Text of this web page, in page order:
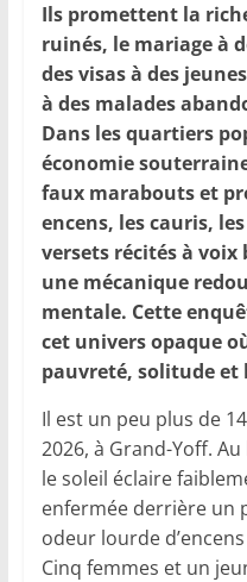
Ils promettent la
ruinés, le mariage à
des visas à des
à des malades
Dans les quartiers
économie
faux marabouts et
encens, les cauris,
versets récités à voix
une mécanique
mentale. Cette
cet univers opaque
pauvreté, solitude et
Il est un peu plus de
2026, à Grand-Yoff.
le soleil éclaire
enfermée derrière un
odeur lourde
Cinq femmes et un